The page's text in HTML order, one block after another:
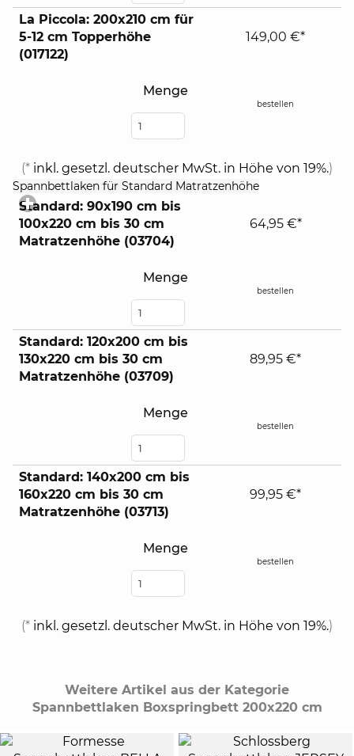
La Piccola: 200x210 cm für
5-12 cm Topperhöhe
(017122)
Menge
149,00 €*
bestellen
(* inkl. gesetzl. deutscher MwSt. in Höhe von 19%.)
Spannbettlaken für Standard Matratzenhöhe
contents
Standard: 90x190 cm bis
100x220 cm bis 30 cm
Matratzenhöhe (03704)
Menge
64,95 €*
bestellen
Standard: 120x200 cm bis
130x220 cm bis 30 cm
Matratzenhöhe (03709)
Menge
89,95 €*
bestellen
Standard: 140x200 cm bis
160x220 cm bis 30 cm
Matratzenhöhe (03713)
Menge
99,95 €*
bestellen
(* inkl. gesetzl. deutscher MwSt. in Höhe von 19%.)
Weitere Artikel aus der Kategorie
Spannbettlaken Boxspringbett 200x220 cm